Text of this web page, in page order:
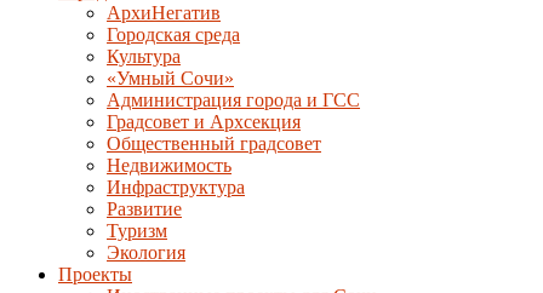
АрхиНегатив
Городская среда
Культура
«Умный Сочи»
Администрация города и ГСС
Градсовет и Архсекция
Общественный градсовет
Недвижимость
Инфраструктура
Развитие
Туризм
Экология
Проекты